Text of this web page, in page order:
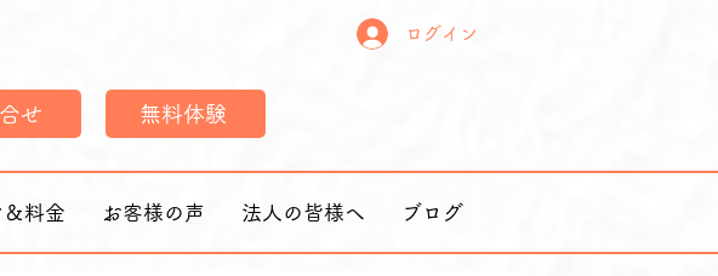
せ 無料体験
ログイン
＆料金 お客様の声 法人の皆様へ ブログ